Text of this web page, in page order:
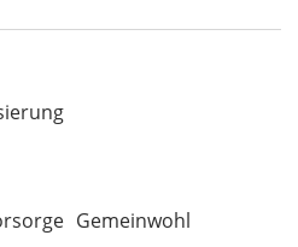
Gemeinwohl